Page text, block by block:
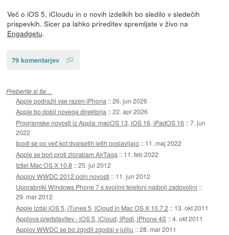
Več o iOS 5, iCloudu in o novih izdelkih bo sledilo v sledečih
prispevkih. Sicer pa lahko prireditev spremljate v živo na
Engadgetu.
79 komentarjev
Preberite si še…
Apple podražil vse razen iPhona ::26. jun 2026
Apple bo dobil novega direktorja ::22. apr 2026
Programske novosti iz Appla: macOS 13, iOS 16, iPadOS 16 ::7. jun
2022
Ipodi se po več kot dvajsetih letih poslavljajo :: 11. maj 2022
Apple se bori proti zlorabam AirTaga :: 11. feb 2022
Izšel Mac OS X 10.8 ::25. jul 2012
Applov WWDC 2012 poln novosti :: 11. jun 2012
Uporabniki Windows Phone 7 s svojimi telefoni najbolj zadovoljni ::
29. mar 2012
Apple izdal iOS 5, iTunes 5, iCloud in Mac OS X 10.7.2 :: 13. okt 2011
Applova predstavitev - iOS 5, iCloud, iPodi, iPhone 4S ::4. okt 2011
Applov WWDC se bo zgodil zgodaj v juliju ::28. mar 2011